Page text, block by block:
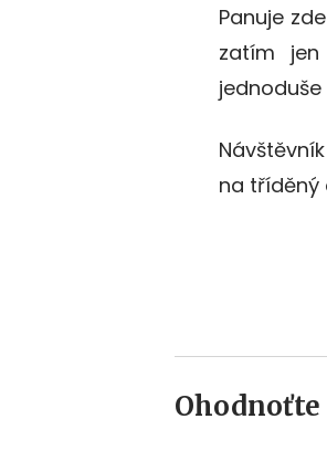
Panuje
zatím
na tříděný